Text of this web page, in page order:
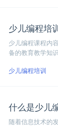
少儿编程培
少儿编程课程内
备的教育教学知
少儿编程培训
什么是少儿
随着信息技术的